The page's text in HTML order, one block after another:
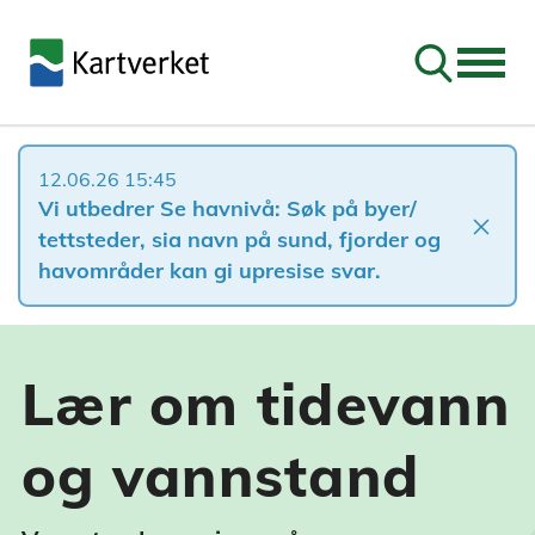
Søk
12.06.26 15:45
Vi utbedrer Se havnivå: Søk på byer/
tettsteder, sia navn på sund, fjorder og
havområder kan gi upresise svar.
close
Lær om tidevann
og vannstand